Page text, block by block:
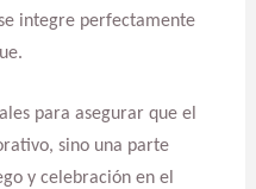
integre perfectamente
para asegurar que el
sino una parte
y celebración en el